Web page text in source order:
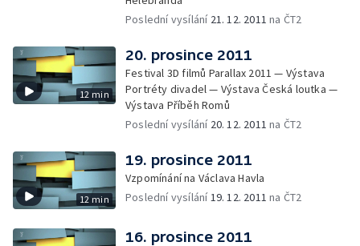
Poslední vysílání 21. 12. 2011 na ČT2
12 min
20. prosince 2011
Festival 3D filmů Parallax 2011 — Výstava
Portréty divadel — Výstava Česká loutka —
Výstava Příběh Romů
Poslední vysílání 20. 12. 2011 na ČT2
12 min
19. prosince 2011
Vzpomínání na Václava Havla
Poslední vysílání19. 12. 2011 na ČT2
16. prosince 2011